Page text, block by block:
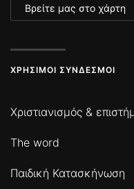
Βρείτε μας στο χάρτη
ΧΡΉΣΙΜΟΙ ΣΎΝΔΕΣΜΟΙ
Χριστιανισμός &
The word
Παιδική Κατασκήνωση